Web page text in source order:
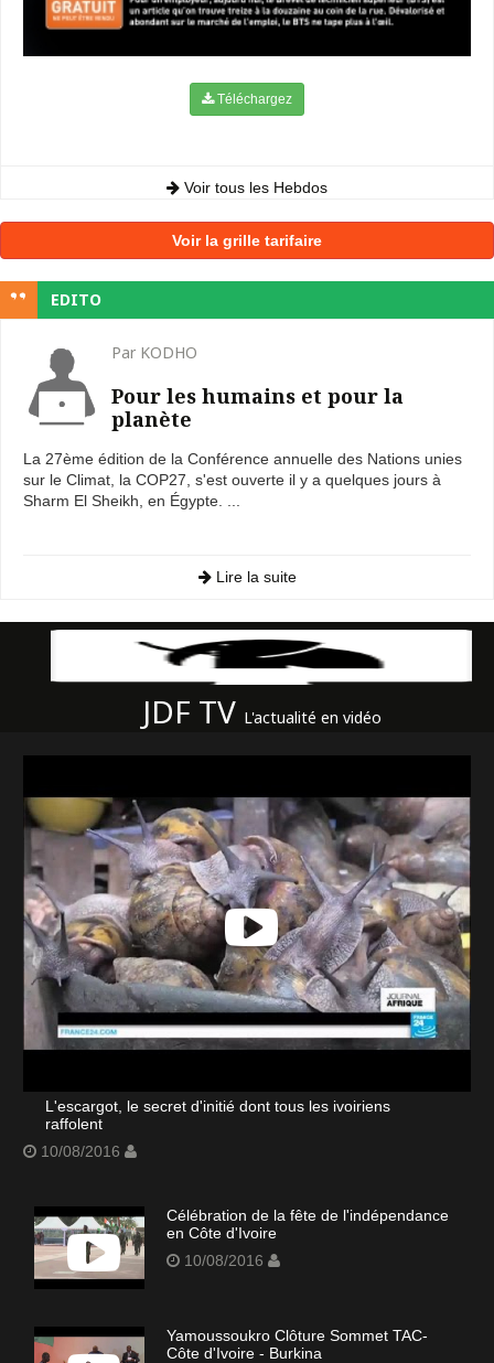
Téléchargez
Voir tous les Hebdos
Voir la grille tarifaire
EDITO
Par KODHO
Pour les humains et pour la
planète
La 27ème édition de la Conférence annuelle des Nations unies
sur le Climat, la COP27, s'est ouverte il y a quelques jours à
Sharm El Sheikh, en Égypte. ...
Lire la suite
JDF TV L'actualité en vidéo
L'escargot, le secret d'initié dont tous les ivoiriens
raffolent
10/08/2016
Célébration de la fête de l'indépendance
en Côte d'Ivoire
10/08/2016
Yamoussoukro Clôture Sommet TAC-
Côte d'Ivoire - Burkina